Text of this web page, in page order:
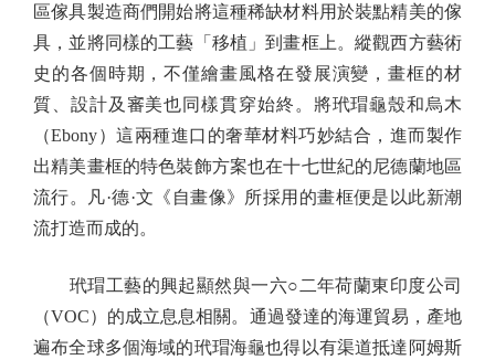
區傢具製造商們開始將這種稀缺材料用於裝點精美的傢
具，並將同樣的工藝「移植」到畫框上。縱觀西方藝術
史的各個時期，不僅繪畫風格在發展演變，畫框的材
質、設計及審美也同樣貫穿始終。將玳瑁龜殼和烏木
（Ebony）這兩種進口的奢華材料巧妙結合，進而製作
出精美畫框的特色裝飾方案也在十七世紀的尼德蘭地區
流行。凡·德·文《自畫像》所採用的畫框便是以此新潮
流打造而成的。
玳瑁工藝的興起顯然與一六○二年荷蘭東印度公司
（VOC）的成立息息相關。通過發達的海運貿易，產地
遍布全球多個海域的玳瑁海龜也得以有渠道抵達阿姆斯